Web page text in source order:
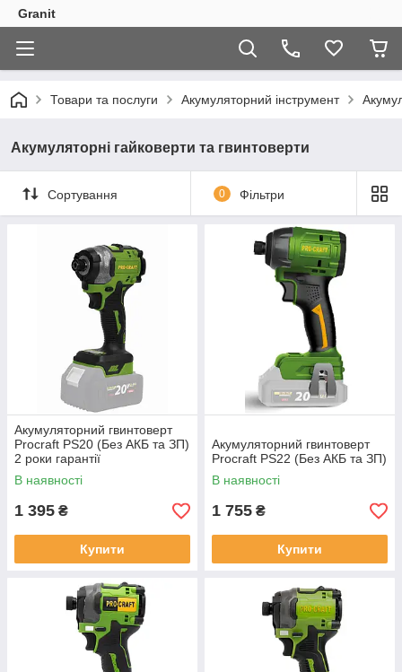
Granit
Товари та послуги Акумуляторний інструмент
Акумуляторні гайковерти та гвинтоверти
Сортування 0 Фільтри
Акумуляторний гвинтоверт
Procraft PS20 (Без АКБ та ЗП)
2 роки гарантії
В наявності
1 395 ₴
Купити
Акумуляторний гвинтоверт
Procraft PS22 (Без АКБ та ЗП)
В наявності
1 755 ₴
Купити